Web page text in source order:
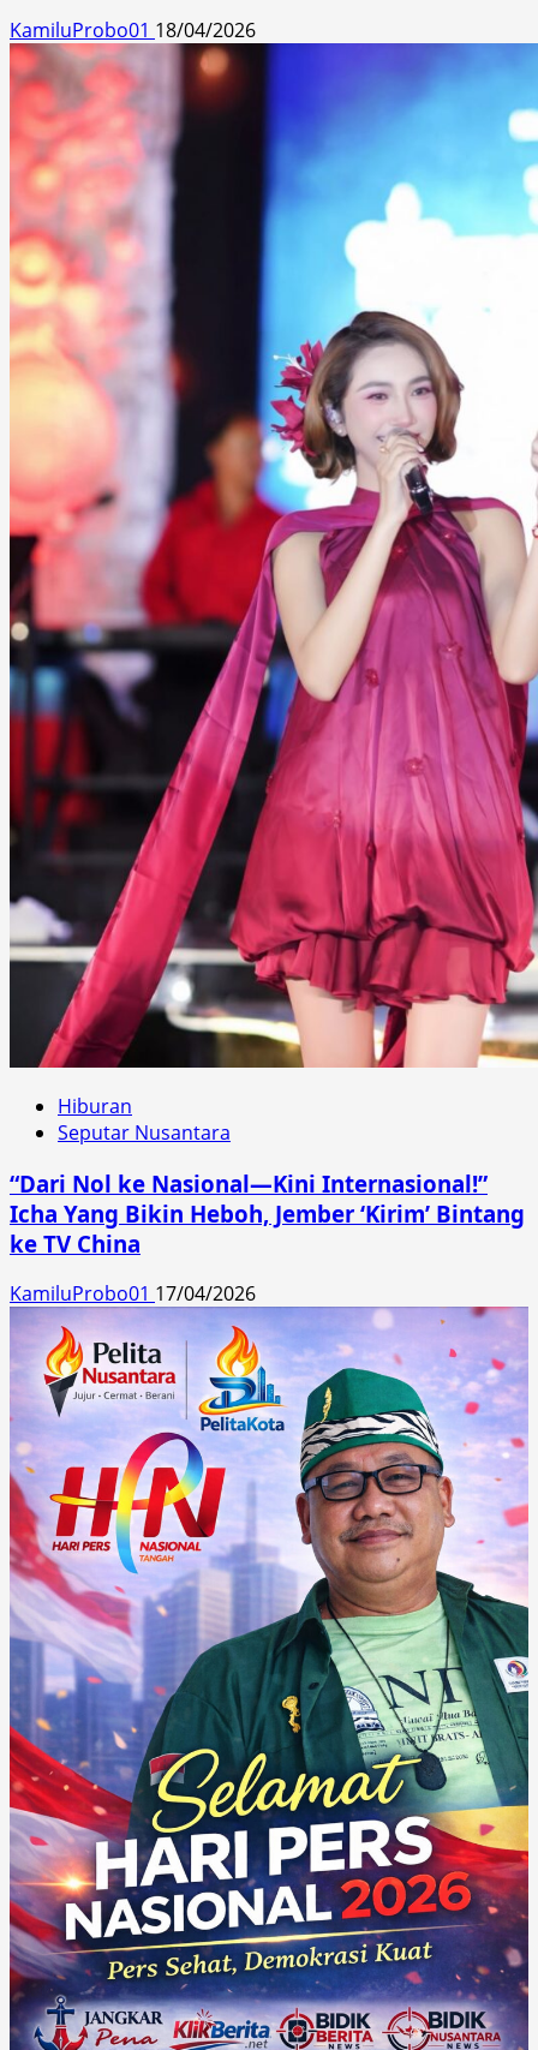
KamiluProbo01 18/04/2026
Hiburan
Seputar Nusantara
“Dari Nol ke Nasional—Kini Internasional!”
Icha Yang Bikin Heboh, Jember ‘Kirim’ Bintang
ke TV China
KamiluProbo01 17/04/2026